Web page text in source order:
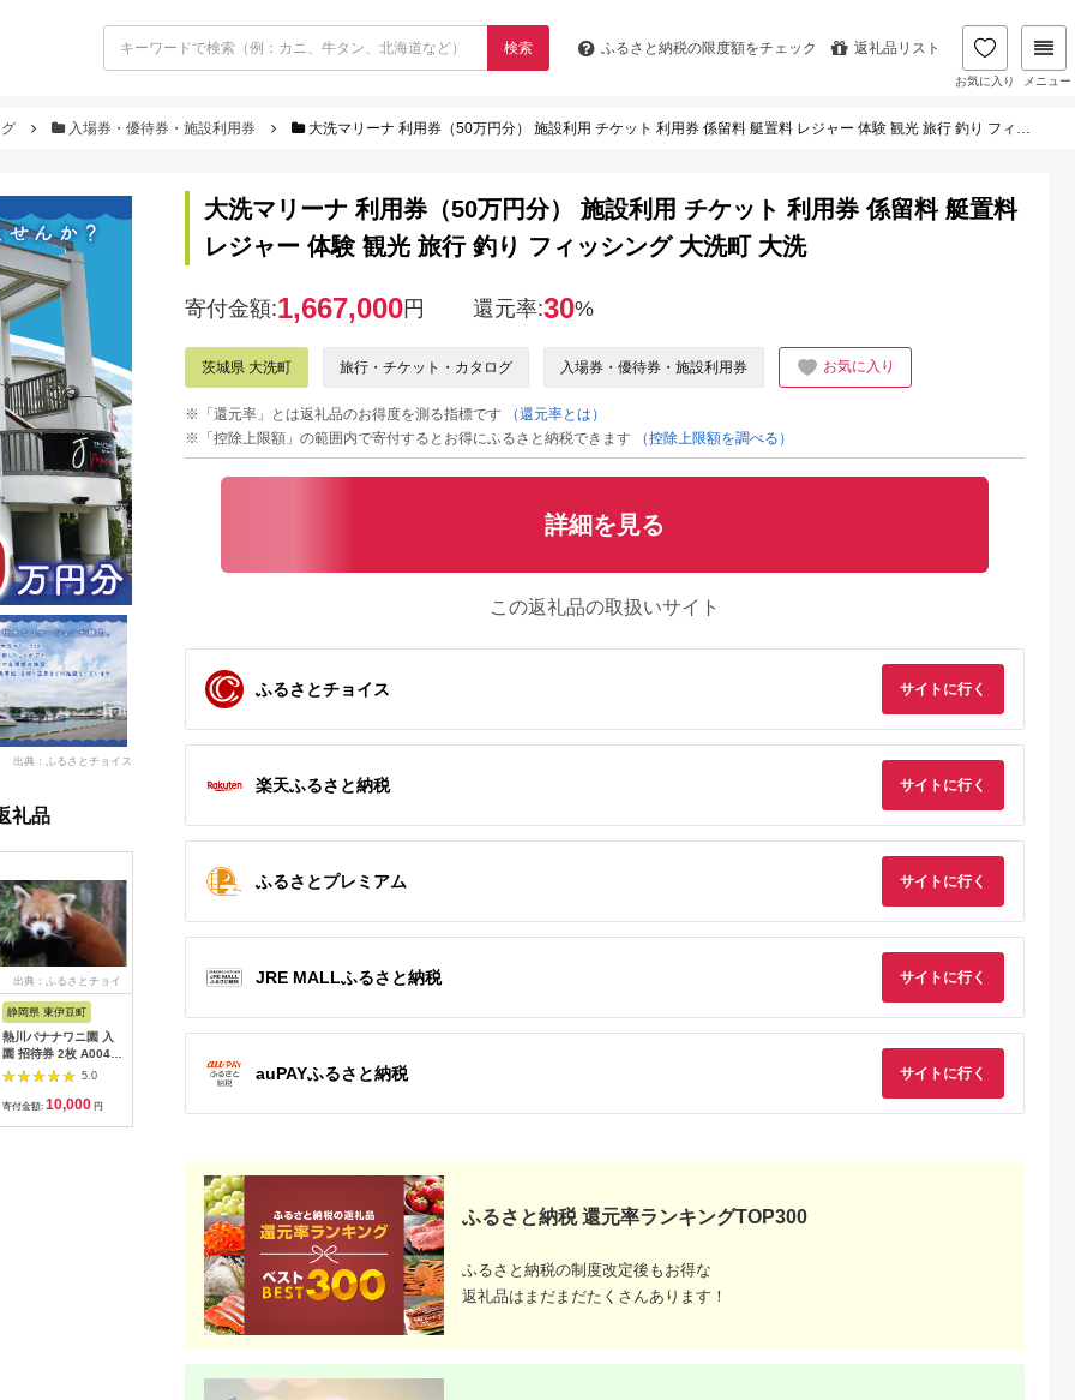
検索 ふるさと納税の限度額をチェック 返礼品リスト
お気に入り メニュー
入場券・優待券・施設利用券 大洗マリーナ 利用券（50万円分） 施設利用 チケット 利用券 係留料 艇置料 レジャー 体験 観光 旅行 釣り フィッシング 大洗町 大洗
出典：ふるさとチョイス
礼品
出典：ふるさとチョイ
静岡県 東伊豆町
熱川バナナワニ園 入
園 招待券 2枚 A004
／ 熱帯 動植物園 チケ
5.0
寄付金額: 10,000 円
出典：ふるなび
アートホテル石垣島
5.0
出典：ふるなび
【恩納村】JTBふるさ
（3,000円分）有効期
5.0
ソレイユの丘 回数券
鯖江産 高級めがね引
出典：ふるなび
【恩納村】JTBふるさ
と旅行券（90,000円
分）有効期間5年 | 予
出典：楽天ふるさと
【ふるさと納税】渋
市ふるさと感謝券
147,000円分（1000
大洗マリーナ 利用券（50万円分） 施設利用 チケット 利用券 係留料 艇置料
レジャー 体験 観光 旅行 釣り フィッシング 大洗町 大洗
寄付金額:1,667,000円 還元率:30%
茨城県 大洗町 旅行・チケット・カタログ 入場券・優待券・施設利用券 お気に入り
※「還元率」とは返礼品のお得度を測る指標です
（還元率とは）
※「控除上限額」の範囲内で寄付するとお得にふるさと納税できます
（控除上限額を調べる）
詳細を見る
この返礼品の取扱いサイト
ふるさとチョイス サイトに行く
楽天ふるさと納税 サイトに行く
ふるさとプレミアム サイトに行く
JRE MALLふるさと納税 サイトに行く
auPAYふるさと納税 サイトに行く
ふるさと納税 還元率ランキングTOP300
ふるさと納税の制度改定後もお得な
返礼品はまだまだたくさんあります！